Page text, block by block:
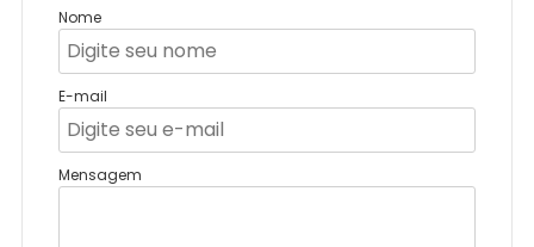
Nome
E-mail
Mensagem